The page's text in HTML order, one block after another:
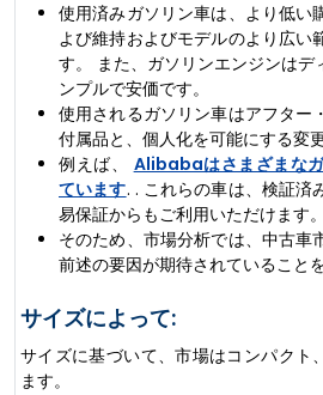
使用済みガソリン車は、より低い
よび維持およびモデルのより広い
す。 また、ガソリンエンジンはデ
ンプルで安価です。
使用されるガソリン車はアフター
付属品と、個人化を可能にする変
例えば、 Alibabaはさまざまな
ています. . これらの車は、検証済
易保証からもご利用いただけます。
そのため、市場分析では、中古車
前述の要因が期待されていること
サイズによって:
サイズに基づいて、市場はコンパクト
ます。